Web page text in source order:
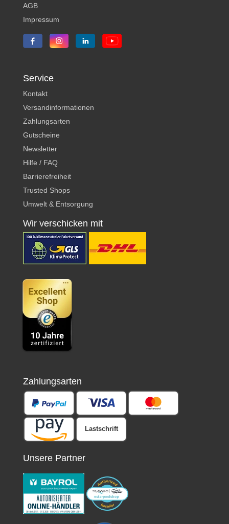
AGB
Impressum
Service
Kontakt
Versandinformationen
Zahlungsarten
Gutscheine
Newsletter
Hilfe / FAQ
Barrierefreiheit
Trusted Shops
Umwelt & Entsorgung
Wir verschicken mit
Zahlungsarten
Lastschrift
Unsere Partner